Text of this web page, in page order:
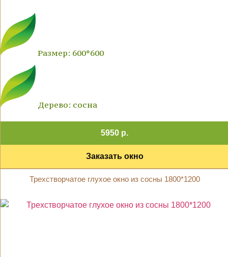
Размер: 600*600
Дерево: сосна
5950 р.
Заказать окно
Трехстворчатое глухое окно из сосны 1800*1200